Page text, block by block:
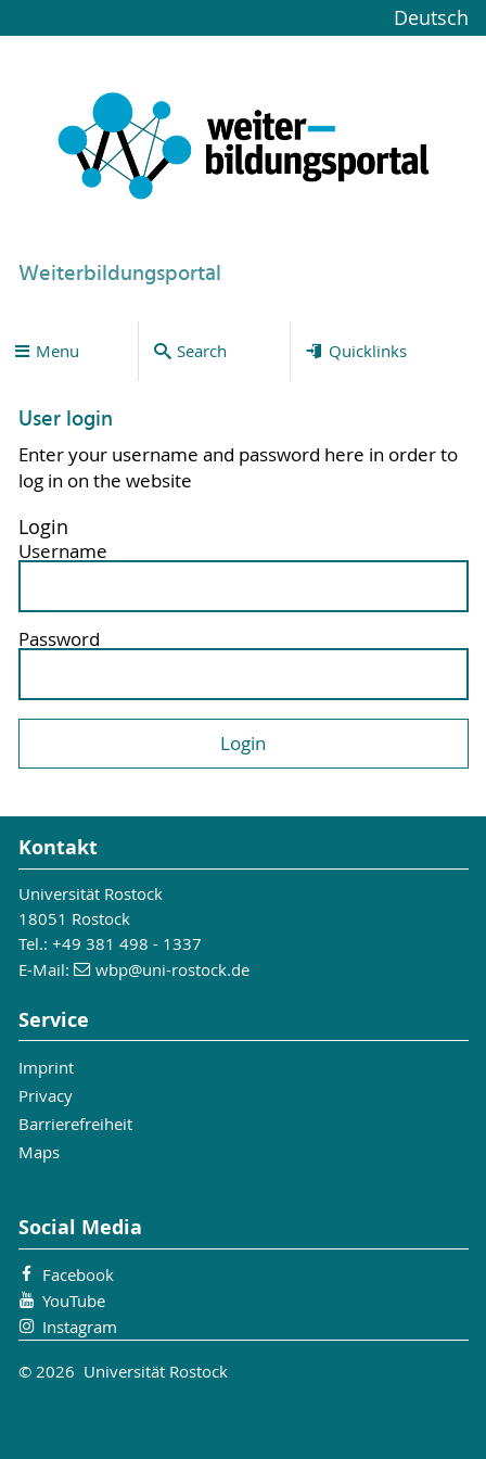
Deutsch
Weiterbildungsportal
Menu Search Quicklinks
User login
Enter your username and password here in order to
log in on the website
Login
Username
Password
Kontakt
Universität Rostock
18051 Rostock
Tel.: +49 381 498 - 1337
E-Mail:
wbp@uni-rostock.de
Service
Imprint
Privacy
Barrierefreiheit
Maps
Social Media
Facebook
YouTube
Instagram
© 2026 Universität Rostock